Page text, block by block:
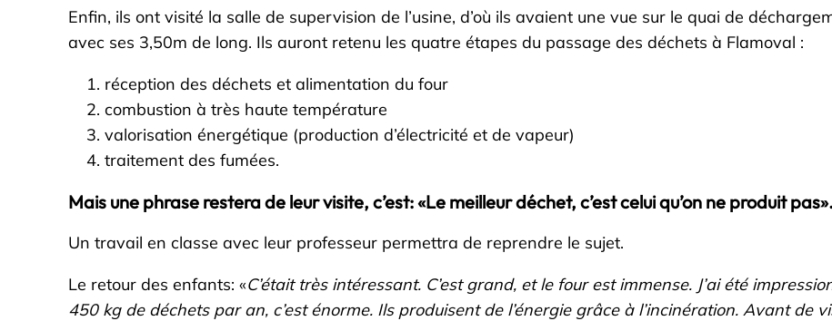
Enfin, ils ont visité la salle de supervision de l’usine, d’où ils avaient une vue sur le quai de
avec ses 3,50m de long. Ils auront retenu les quatre étapes du passage des déchets à Flamoval :
réception des déchets et alimentation du four
combustion à très haute température
valorisation énergétique (production d’électricité et de vapeur)
traitement des fumées.
Mais une phrase restera de leur visite, c’est: «Le meilleur déchet, c’est celui qu’on ne produit pas».
Un travail en classe avec leur professeur permettra de reprendre le sujet.
Le retour des enfants: «C’était très intéressant. C’est grand, et le four est immense. J’ai été
450 kg de déchets par an, c’est énorme. Ils produisent de l’énergie grâce à l’incinération. Avant de